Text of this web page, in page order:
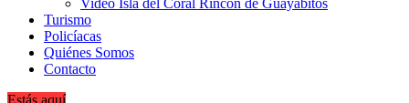
Video Isla del Coral Rincón de Guayabitos
Turismo
Policíacas
Quiénes Somos
Contacto
Estás aquí